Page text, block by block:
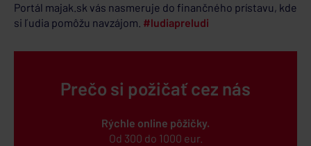
Portál majak.sk vás nasmeruje do finančného prístavu, kde
si ľudia pomôžu navzájom. #ludiapreludi
Prečo si požičať cez nás
Rýchle online pôžičky.
Od 300 do 1000 eur.